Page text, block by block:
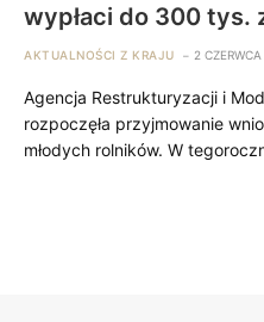
wypłaci do 300 tys.
AKTUALNOŚCI Z KRAJU 2
Agencja Restrukturyzacji i
rozpoczęła przyjmowanie
młodych rolników. W